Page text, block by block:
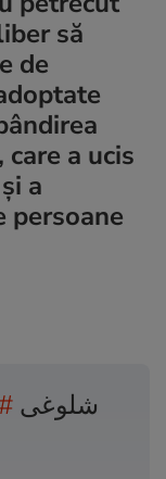
să
de
a ucis
a
persoane
شلوغی